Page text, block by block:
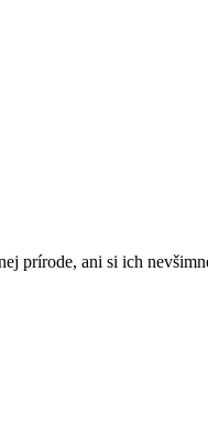
prírode, ani si ich